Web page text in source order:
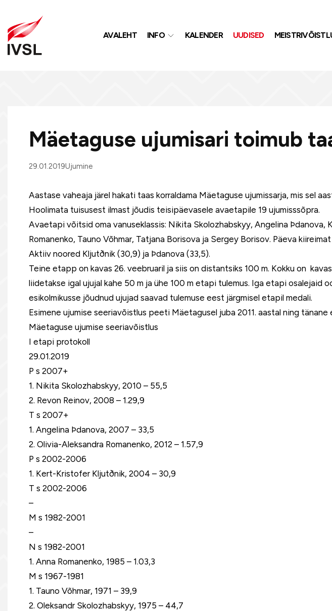
AVALEHT INFO KALENDER UUDISED
Mäetaguse ujumisari toimub
29.01.2019Ujumine
Aastase vaheaja järel hakati taas korraldama Mäetaguse ujumissarja, mis sel
Hoolimata tuisusest ilmast jõudis teisipäevasele avaetapile 19 ujumisssõpra.
Avaetapi võitsid oma vanuseklassis: Nikita Skolozhabskyy, Angelina Þdanova,
Romanenko, Tauno Võhmar, Tatjana Borisova ja Sergey Borisov. Päeva
Aktiiv noored Kljutðnik (30,9) ja Þdanova (33,5).
Teine etapp on kavas 26. veebruaril ja siis on distantsiks 100 m. Kokku on
liidetakse igal ujujal kahe 50 m ja ühe 100 m etapi tulemus. Iga etapi osalejaid
esikolmikusse jõudnud ujujad saavad tulemuse eest järgmisel etapil medali.
Esimene ujumise seeriavõistlus peeti Mäetagusel juba 2011. aastal ning
Mäetaguse ujumise seeriavõistlus
I etapi protokoll
29.01.2019
P s 2007+
1. Nikita Skolozhabskyy, 2010 – 55,5
2. Revon Reinov, 2008 – 1.29,9
T s 2007+
1. Angelina Þdanova, 2007 – 33,5
2. Olivia-Aleksandra Romanenko, 2012 – 1.57,9
P s 2002-2006
1. Kert-Kristofer Kljutðnik, 2004 – 30,9
T s 2002-2006
–
M s 1982-2001
–
N s 1982-2001
1. Anna Romanenko, 1985 – 1.03,3
M s 1967-1981
1. Tauno Võhmar, 1971 – 39,9
2. Oleksandr Skolozhabskyy, 1975 – 44,7